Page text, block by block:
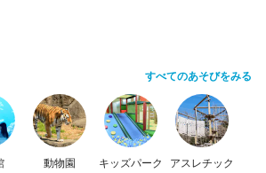
すべてのあそびをみる
動物園 キッズパーク アスレチック